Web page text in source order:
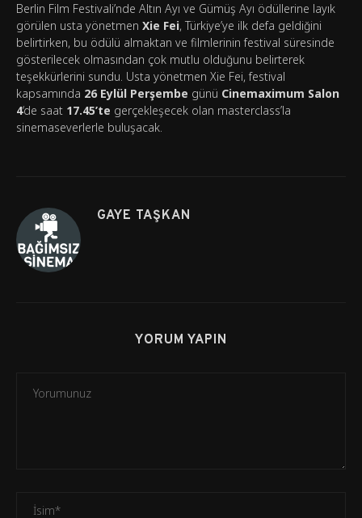
Berlin Film Festivali’nde Altın Ayı ve Gümüş Ayı ödüllerine layık
görülen usta yönetmen Xie Fei, Türkiye’ye ilk defa geldiğini
belirtirken, bu ödülü almaktan ve filmlerinin festival süresinde
gösterilecek olmasından çok mutlu olduğunu belirterek
teşekkürlerini sundu. Usta yönetmen Xie Fei, festival
kapsamında 26 Eylül Perşembe günü Cinemaximum Salon
4‘de saat 17.45’te gerçekleşecek olan masterclass’la
sinemaseverlerle buluşacak.
GAYE TAŞKAN
YORUM YAPIN